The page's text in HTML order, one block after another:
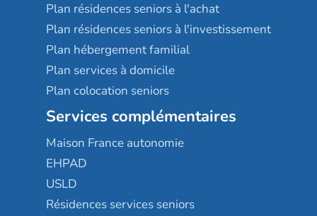
Plan résidences seniors à l'achat
Plan résidences seniors à l'investissement
Plan hébergement familial
Plan services à domicile
Plan colocation seniors
Services complémentaires
Maison France autonomie
EHPAD
USLD
Résidences services seniors